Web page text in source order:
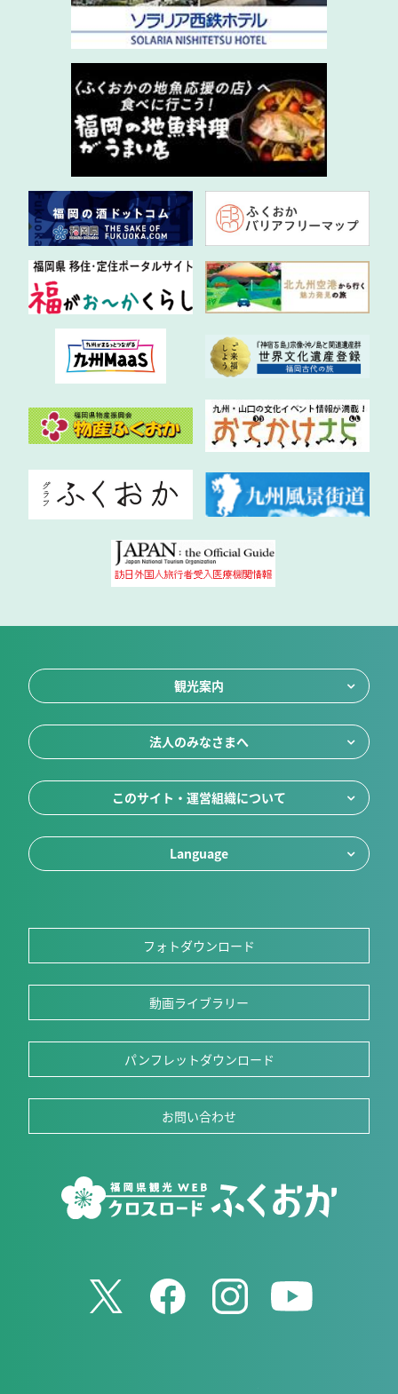
観光案内
法人のみなさまへ
このサイト・運営組織について
Language
フォトダウンロード
動画ライブラリー
パンフレットダウンロード
お問い合わせ